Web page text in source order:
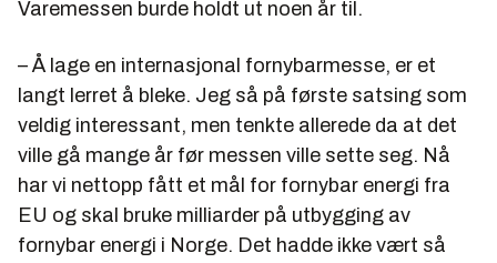
Varemessen burde holdt ut noen år til.
– Å lage en internasjonal fornybarmesse, er et
langt lerret å bleke. Jeg så på første satsing som
veldig interessant, men tenkte allerede da at det
ville gå mange år før messen ville sette seg. Nå
har vi nettopp fått et mål for fornybar energi fra
EU og skal bruke milliarder på utbygging av
fornybar energi i Norge. Det hadde ikke vært så